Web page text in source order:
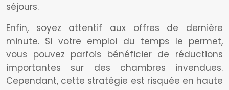
séjours.
Enfin, soyez attentif aux offres de dernière
minute. Si votre emploi du temps le permet,
vous pouvez parfois bénéficier de réductions
importantes sur des chambres invendues.
Cependant, cette stratégie est risquée en haute